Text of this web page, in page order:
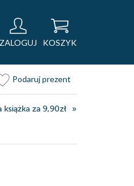
ZALOGUJ KOSZYK
Podaruj prezent
za 9,90zł